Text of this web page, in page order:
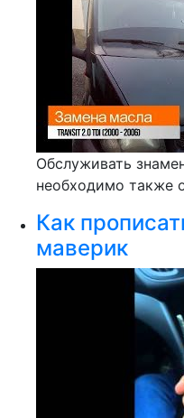
Обслуживать
необходимо также
Как
маверик